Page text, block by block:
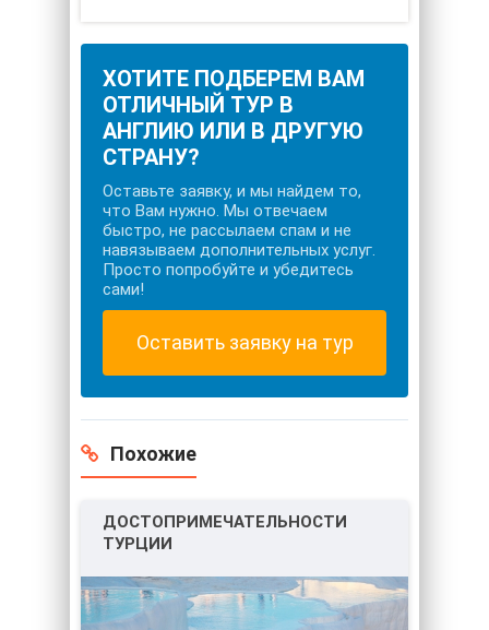
ХОТИТЕ ПОДБЕРЕМ ВАМ
ОТЛИЧНЫЙ ТУР В
АНГЛИЮ ИЛИ В ДРУГУЮ
СТРАНУ?
Оставьте заявку, и мы найдем то,
что Вам нужно. Мы отвечаем
быстро, не рассылаем спам и не
навязываем дополнительных услуг.
Просто попробуйте и убедитесь
сами!
Оставить заявку на тур
Похожие
ДОСТОПРИМЕЧАТЕЛЬНОСТИ
ТУРЦИИ